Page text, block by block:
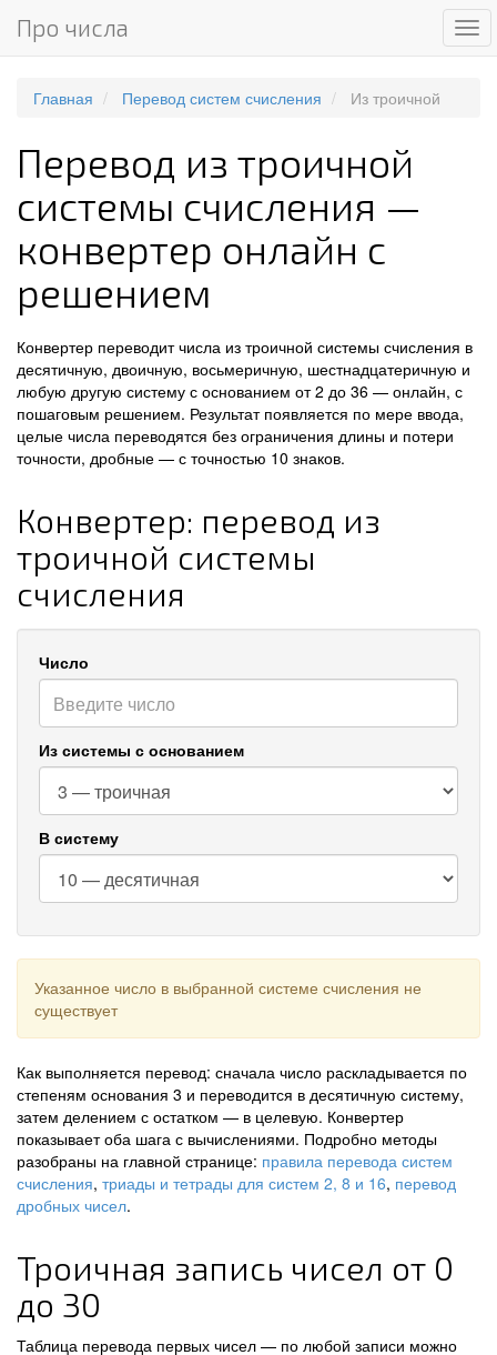
Про числа
Главная Перевод систем счисления Из троичной
Перевод из троичной
системы счисления —
конвертер онлайн с
решением
Конвертер переводит числа из троичной системы счисления в
десятичную, двоичную, восьмеричную, шестнадцатеричную и
любую другую систему с основанием от 2 до 36 — онлайн, с
пошаговым решением. Результат появляется по мере ввода,
целые числа переводятся без ограничения длины и потери
точности, дробные — с точностью 10 знаков.
Конвертер: перевод из
троичной системы
счисления
Число
Из системы с основанием
В систему
Указанное число в выбранной системе счисления не
существует
Как выполняется перевод: сначала число раскладывается по
степеням основания 3 и переводится в десятичную систему,
затем делением с остатком — в целевую. Конвертер
показывает оба шага с вычислениями. Подробно методы
разобраны на главной странице: правила перевода систем
счисления, триады и тетрады для систем 2, 8 и 16, перевод
дробных чисел.
Троичная запись чисел от 0
до 30
Таблица перевода первых чисел — по любой записи можно